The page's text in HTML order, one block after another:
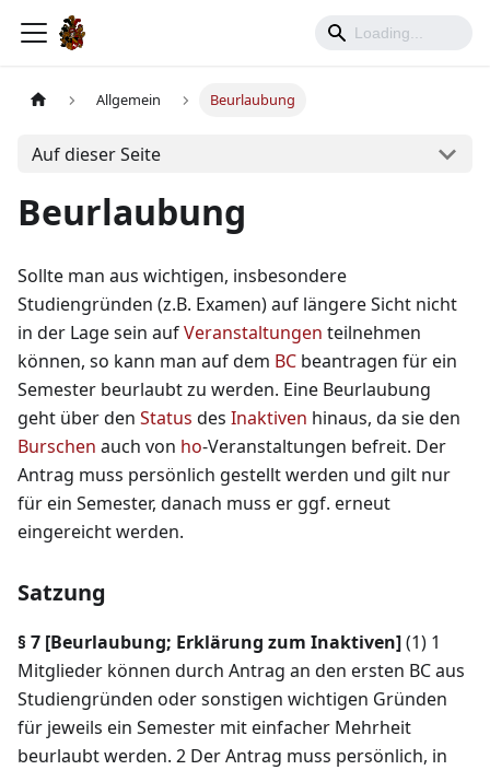
Allgemein Beurlaubung
Auf dieser Seite
Beurlaubung
Sollte man aus wichtigen, insbesondere
Studiengründen (z.B. Examen) auf längere Sicht nicht
in der Lage sein aufVeranstaltungen teilnehmen
können, so kann man auf dem BC beantragen für ein
Semester beurlaubt zu werden. Eine Beurlaubung
geht über den Status des Inaktiven hinaus, da sie den
Burschen auch von ho-Veranstaltungen befreit. Der
Antrag muss persönlich gestellt werden und gilt nur
für ein Semester, danach muss er ggf. erneut
eingereicht werden.
Satzung
§ 7 [Beurlaubung; Erklärung zum Inaktiven](1) 1
Mitglieder können durch Antrag an den ersten BC aus
Studiengründen oder sonstigen wichtigen Gründen
für jeweils ein Semester mit einfacher Mehrheit
beurlaubt werden. 2 Der Antrag muss persönlich, in